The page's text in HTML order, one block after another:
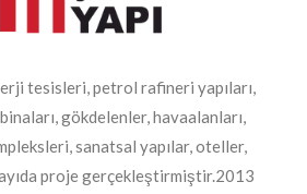
tesisleri, petrol rafineri yapıları,
gökdelenler, havaalanları,
sanatsal yapılar, oteller,
proje gerçekleştirmiştir.2013